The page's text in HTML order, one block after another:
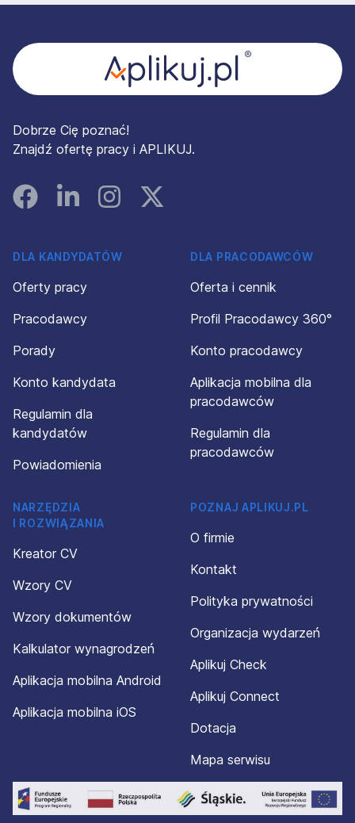
Dobrze Cię poznać!
Znajdź ofertę pracy i APLIKUJ.
FacebookLinked InInstagramInstagram
DLA KANDYDATÓW
Oferty pracy
Pracodawcy
Porady
Konto kandydata
Regulamin dla
kandydatów
Powiadomienia
DLA PRACODAWCÓW
Oferta i cennik
Profil Pracodawcy 360°
Konto pracodawcy
Aplikacja mobilna dla
pracodawców
Regulamin dla
pracodawców
NARZĘDZIA
I ROZWIĄZANIA
Kreator CV
Wzory CV
Wzory dokumentów
Kalkulator wynagrodzeń
Aplikacja mobilna Android
Aplikacja mobilna iOS
POZNAJ APLIKUJ.PL
O firmie
Kontakt
Polityka prywatności
Organizacja wydarzeń
Aplikuj Check
Aplikuj Connect
Dotacja
Mapa serwisu